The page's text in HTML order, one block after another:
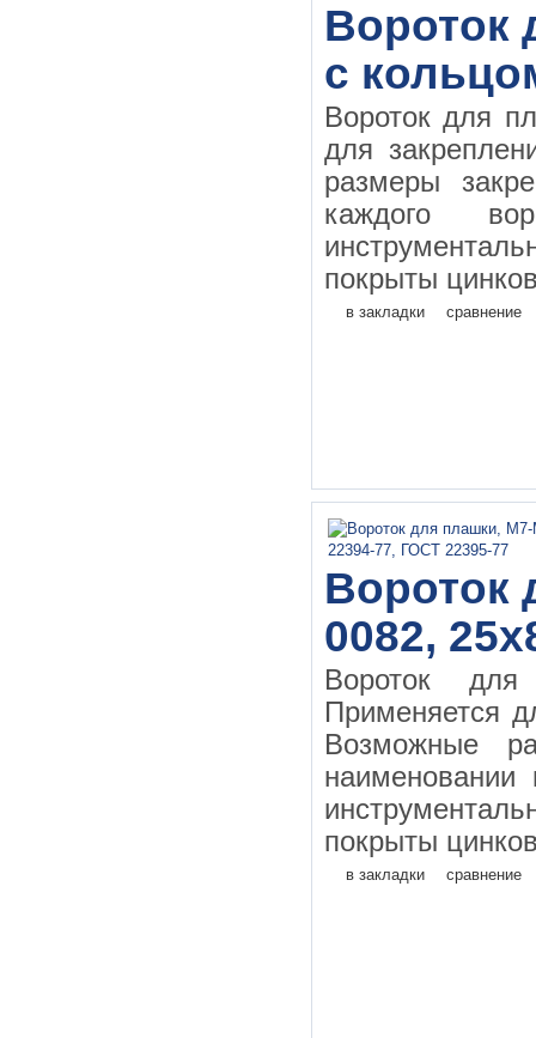
Вороток
с
Вороток для
для
размеры
каждого
покрыты
в закладки сравнение
Вороток
0082,
Вороток
Применяется
Возможные
наименовании
покрыты
в закладки сравнение